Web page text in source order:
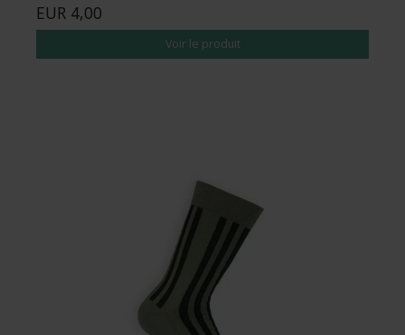
EUR 4,00
Voir le produit